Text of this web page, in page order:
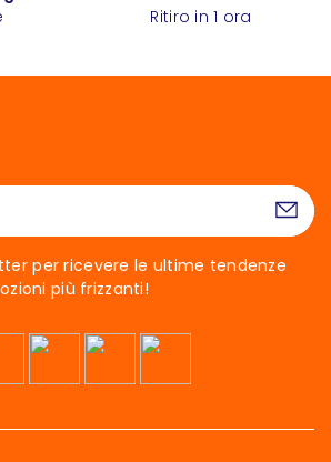
Ritiro in 1 ora
per ricevere le ultime tendenze
più frizzanti!